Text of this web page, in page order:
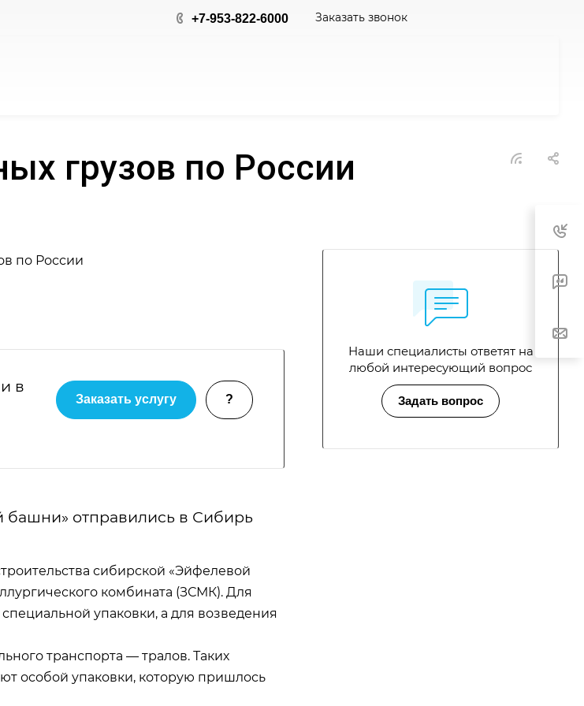
+7-953-822-6000 Заказать звонок
грузов по России
в
Заказать услугу ?
башни» отправились в Сибирь
сибирской «Эйфелевой
комбината (ЗСМК). Для
упаковки, а для возведения
транспорта — тралов. Таких
особой упаковки, которую пришлось
Наши специалисты ответят на
любой интересующий вопрос
Задать вопрос